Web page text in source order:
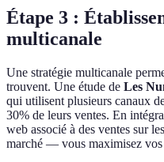
Étape 3 :
multicanale
Une stratégie multicanale
trouvent. Une étude de Les
qui utilisent plusieurs canaux
30% de leurs ventes. En
web associé à des ventes sur
marché — vous maximisez vos